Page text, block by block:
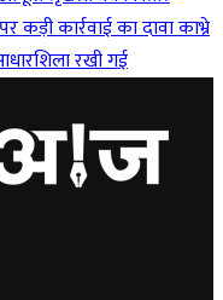
कड़ी कार्रवाई का दावाकाभ्रे
रखी गई